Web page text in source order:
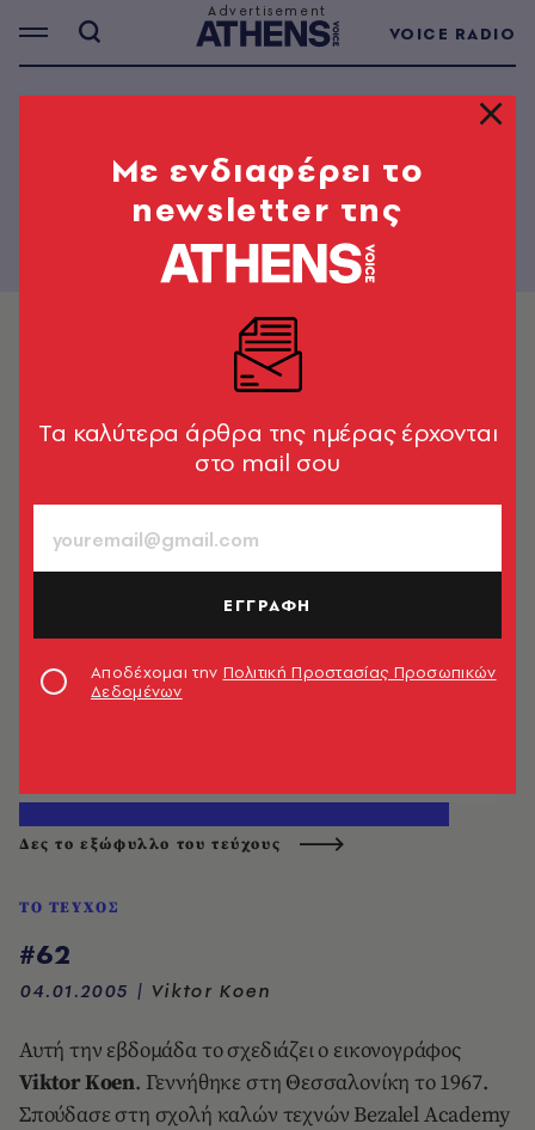
VOICE RADIO
PAPER - 62
Δες το εξώφυλλο του τεύχους
ΤΟ ΤΕΥΧΟΣ
#62
04.01.2005 | Viktor Koen
Αυτή την εβδομάδα το σχεδιάζει ο εικονογράφος
Viktor Koen. Γεννήθηκε στη Θεσσαλονίκη το 1967.
Σπούδασε στη σχολή καλών τεχνών Bezalel Academy
Mε ενδιαφέρει το
newsletter της
Tα καλύτερα άρθρα της ημέρας έρχονται
στο mail σου
ΕΓΓΡΑΦΗ
Αποδέχομαι την Πολιτική Προστασίας Προσωπικών
Δεδομένων